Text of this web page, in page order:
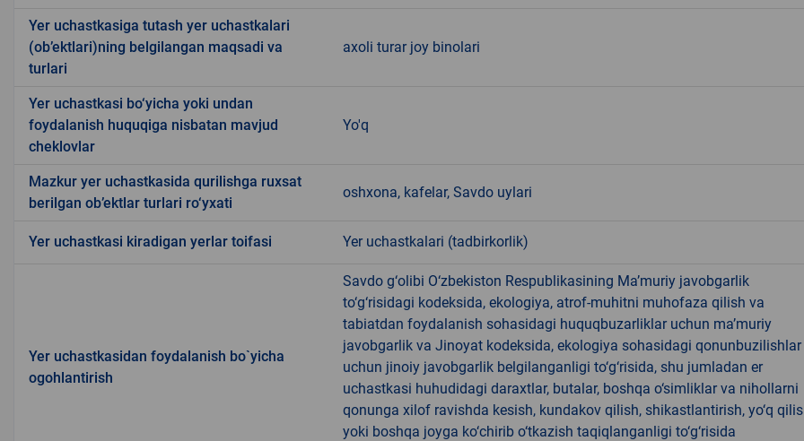
Yer uchastkasiga tutash yer uchastkalari
(ob’ektlari)ning belgilangan maqsadi va
turlari
axoli turar joy binolari
Yer uchastkasi bo‘yicha yoki undan
foydalanish huquqiga nisbatan mavjud
cheklovlar
Yo'q
Mazkur yer uchastkasida qurilishga ruxsat
berilgan ob’ektlar turlari ro‘yxati
oshxona, kafelar, Savdo uylari
Yer uchastkasi kiradigan yerlar toifasi Yer uchastkalari (tadbirkorlik)
Yer uchastkasidan foydalanish bo`yicha
ogohlantirish
Savdo g‘olibi O‘zbekiston Respublikasining Ma’muriy javobgarlik
to‘g‘risidagi kodeksida, ekologiya, atrof-muhitni muhofaza qilish va
tabiatdan foydalanish sohasidagi huquqbuzarliklar uchun ma’muriy
javobgarlik va Jinoyat kodeksida, ekologiya sohasidagi qonunbuzilishlar
uchun jinoiy javobgarlik belgilanganligi to‘g‘risida, shu jumladan er
uchastkasi huhudidagi daraxtlar, butalar, boshqa o‘simliklar va nihollarni
qonunga xilof ravishda kesish, kundakov qilish, shikastlantirish, yo‘q
yoki boshqa joyga ko‘chirib o‘tkazish taqiqlanganligi to‘g‘risida